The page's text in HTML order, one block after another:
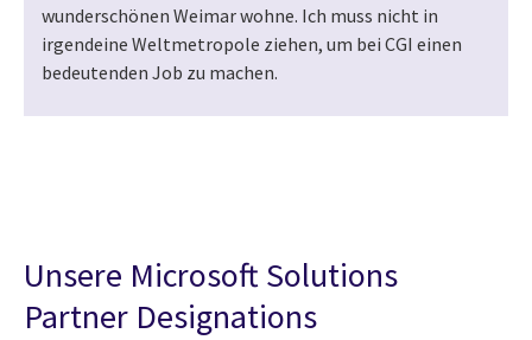
wunderschönen Weimar wohne. Ich muss nicht in
irgendeine Weltmetropole ziehen, um bei CGI einen
bedeutenden Job zu machen.
Unsere Microsoft Solutions
Partner Designations